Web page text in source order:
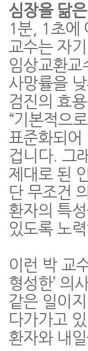
심장을 닮
1분, 1초에
교수는 자
임상교환
사망률을
검진의 효
“기본적으
표준화되어
겁니다. 그
제대로 된
단 무조건
환자의 특
있도록 노
이런 박 교
형성한’ 의
같은 일이
다가가고
환자와 내